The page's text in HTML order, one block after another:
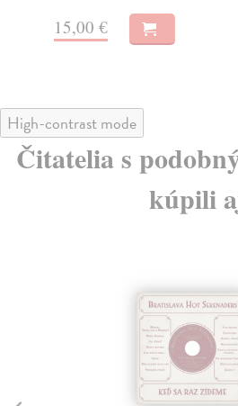
15,00 €
High-contrast mode
Čitatelia s
kúpili